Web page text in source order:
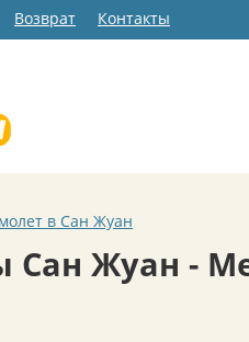
Возврат Контакты
в Сан Жуан
Сан Жуан -